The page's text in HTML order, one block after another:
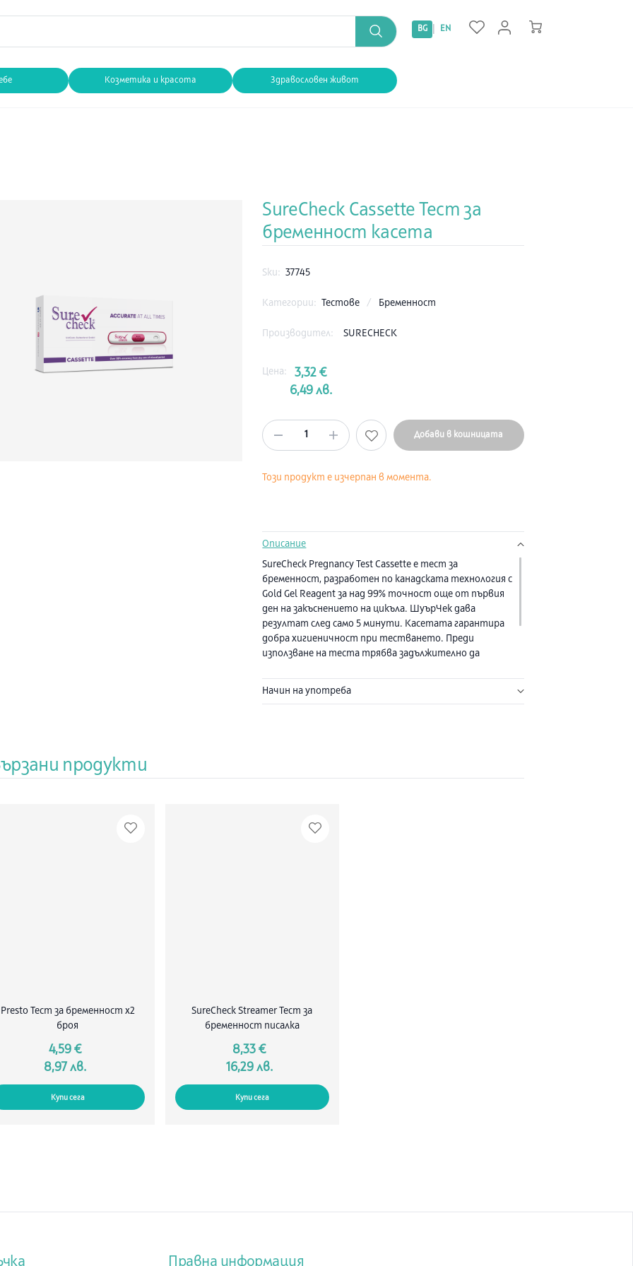
Козметика и красота Здравословен живот
BG EN
SureCheck Cassette Тест за
бременност касета
Sku: 37745
Категории: Тестове / Бременност
Производител: SURECHECK
Цена:
3,32 €
6,49 лв.
1 Добави в кошницата
Този продукт е изчерпан в момента.
Описание
SureCheck Pregnancy Test Cassette е тест за
бременност, разработен по канадската технология с
Gold Gel Reagent за над 99% точност още от първия
ден на закъснението на цикъла. ШуърЧек дава
резултат след само 5 минути. Касетата гарантира
добра хигиеничност при тестването. Преди
използване на теста трябва задължително да
инструкциите за употреба.
Начин на употреба
продукти
Presto Тест за бременност х2
броя
4,59 €
8,97 лв.
Купи сега
SureCheck Streamer Тест за
бременност писалка
8,33 €
16,29 лв.
Купи сега
Правна информация